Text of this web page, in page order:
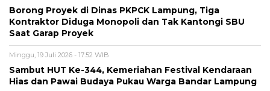
Borong Proyek di Dinas PKPCK Lampung, Tiga
Kontraktor Diduga Monopoli dan Tak Kantongi SBU
Saat Garap Proyek
Minggu, 19 Juli 2026 - 17:52 WIB
Sambut HUT Ke-344, Kemeriahan Festival Kendaraan
Hias dan Pawai Budaya Pukau Warga Bandar Lampung